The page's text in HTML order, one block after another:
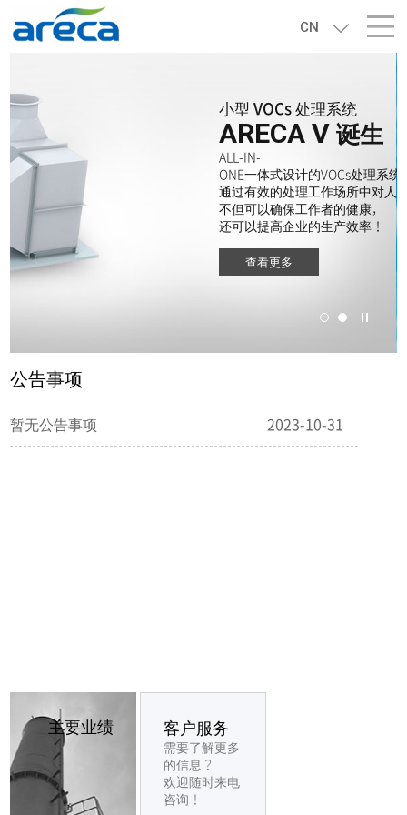
CN
Go Green, Go
RTO
大气污染的危害，
您了解吗？
RTO 不一种选择，
而是一种必须!
查看更多
小型 VOCs 处理系统
ARECA V 诞生
ALL-IN-
ONE一体式设计的VOCs处理系统
通过有效的处理工作场所中对人
不但可以确保工作者的健康，
还可以提高企业的生产效率！
查看更多
公告事项
暂无公告事项 2023-10-31
主要业绩 客户服务
需要了解更多
的信息？
欢迎随时来电
咨询！